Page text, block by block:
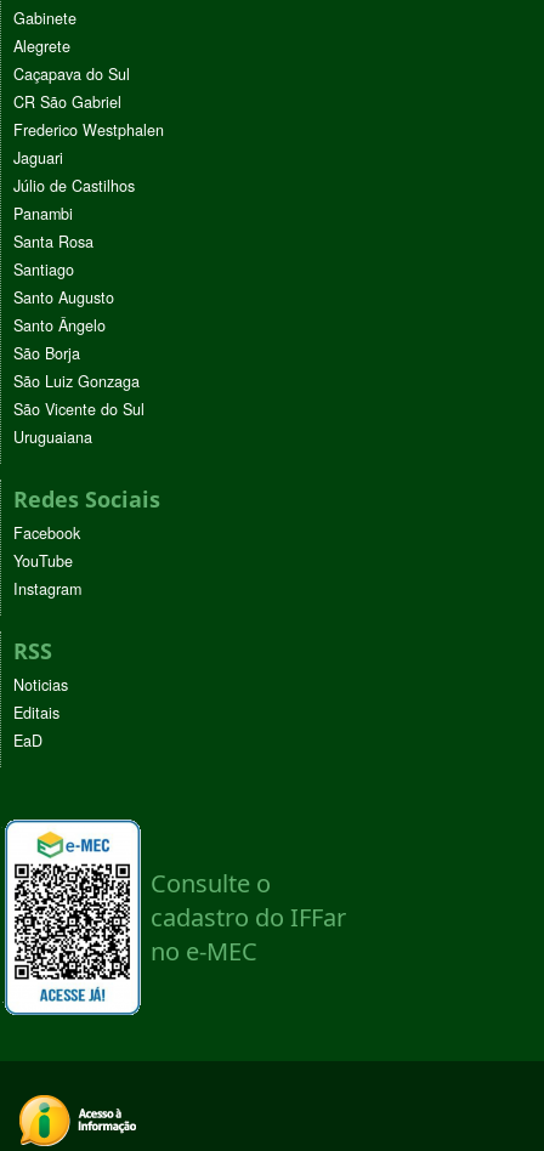
Gabinete
Alegrete
Caçapava do Sul
CR São Gabriel
Frederico Westphalen
Jaguari
Júlio de Castilhos
Panambi
Santa Rosa
Santiago
Santo Augusto
Santo Ângelo
São Borja
São Luiz Gonzaga
São Vicente do Sul
Uruguaiana
Redes Sociais
Facebook
YouTube
Instagram
RSS
Noticias
Editais
EaD